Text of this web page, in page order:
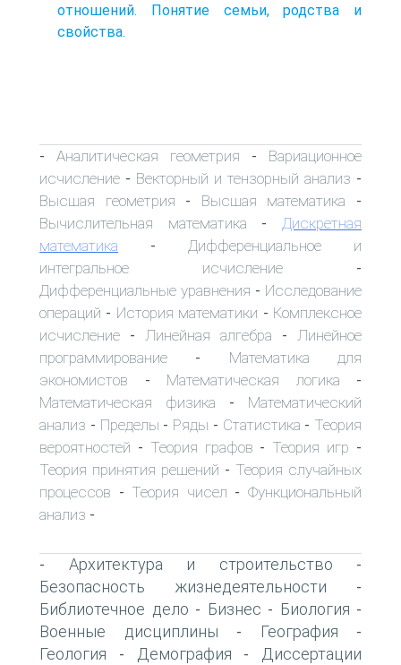
отношений. Понятие семьи, родства и
свойства.
- Аналитическая геометрия - Вариационное
исчисление - Векторный и тензорный анализ -
Высшая геометрия - Высшая математика -
Вычислительная математика - Дискретная
математика - Дифференциальное и
интегральное исчисление -
Дифференциальные уравнения - Исследование
операций - История математики - Комплексное
исчисление - Линейная алгебра -
Линейное
программирование - Математика для
экономистов - Математическая логика -
Математическая физика - Математический
анализ - Пределы - Ряды - Статистика - Теория
вероятностей - Теория графов - Теория игр -
Теория принятия решений - Теория случайных
процессов - Теория чисел -Функциональный
анализ -
- Архитектура и строительство -
Безопасность жизнедеятельности -
Библиотечное дело - Бизнес - Биология -
Военные дисциплины - География -
Геология - Демография -
Диссертации